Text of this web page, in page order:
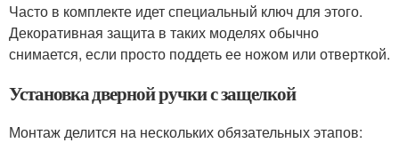
Часто в комплекте идет специальный ключ для этого.
Декоративная защита в таких моделях обычно
снимается, если просто поддеть ее ножом или отверткой.
Установка дверной ручки с защелкой
Монтаж делится на нескольких обязательных этапов: